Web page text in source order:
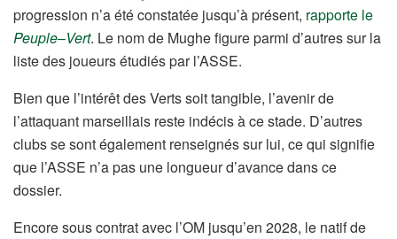
progression n’a été constatée jusqu’à présent, rapporte le
Peuple–Vert. Le nom de Mughe figure parmi d’autres sur la
liste des joueurs étudiés par l’ASSE.
Bien que l’intérêt des Verts soit tangible, l’avenir de
l’attaquant marseillais reste indécis à ce stade. D’autres
clubs se sont également renseignés sur lui, ce qui signifie
que l’ASSE n’a pas une longueur d’avance dans ce
dossier.
Encore sous contrat avec l’OM jusqu’en 2028, le natif de